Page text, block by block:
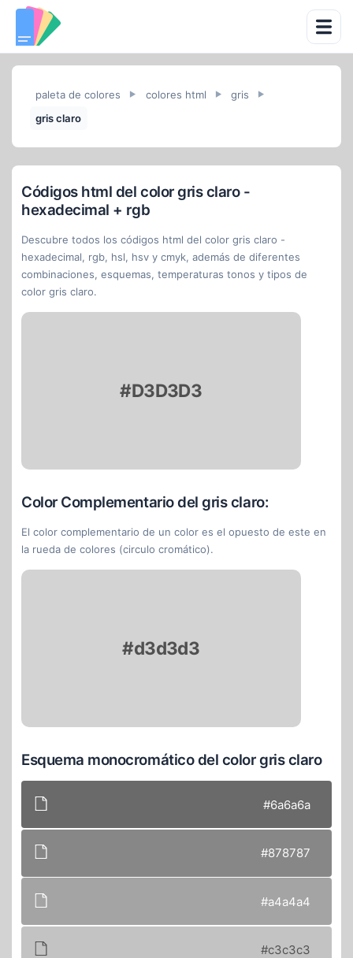
paleta de colores ► colores html ► gris ►
gris claro
Códigos html del color gris claro -
hexadecimal + rgb
Descubre todos los códigos html del color gris claro -
hexadecimal, rgb, hsl, hsv y cmyk, además de diferentes
combinaciones, esquemas, temperaturas tonos y tipos de
color gris claro.
#D3D3D3
Color Complementario del gris claro:
El color complementario de un color es el opuesto de este en
la rueda de colores (circulo cromático).
#d3d3d3
Esquema monocromático del color gris claro
#6a6a6a
#878787
#a4a4a4
#c3c3c3